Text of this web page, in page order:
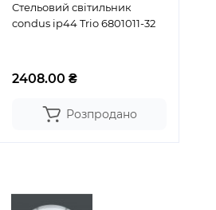
Стельовий світильник
condus ip44 Trio 6801011-32
2408.00 ₴
Розпродано